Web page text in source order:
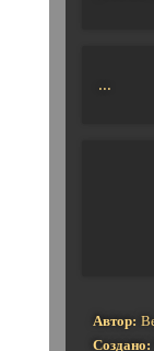
...
Автор:
Создано: